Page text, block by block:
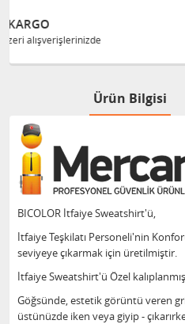
Bilgileriniz
Ürün Bilgisi
BICOLOR İtfaiye Sweatshirt'ü,
İtfaiye Teşkilatı Personeli'nin
seviyeye çıkarmak için üretilmiştir.
İtfaiye Sweatshirt'ü Özel
Göğsünde, estetik görüntü veren
üstünüzde iken veya giyip -